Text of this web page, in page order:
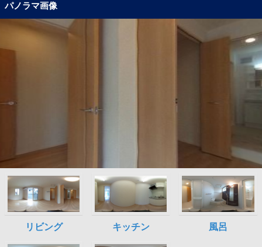
パノラマ画像